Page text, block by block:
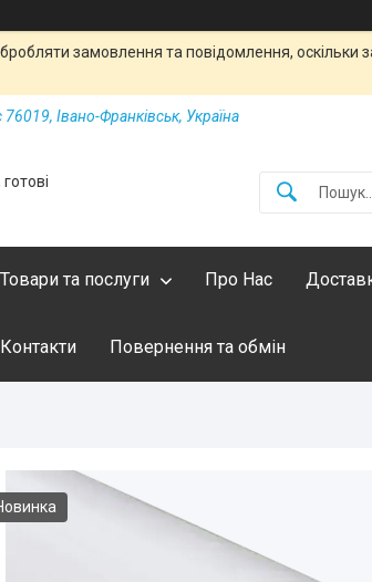
замовлення та повідомлення, оскільки
Івано-Франківськ, Україна
Товари та послуги Про Нас
Контакти Повернення та обмін